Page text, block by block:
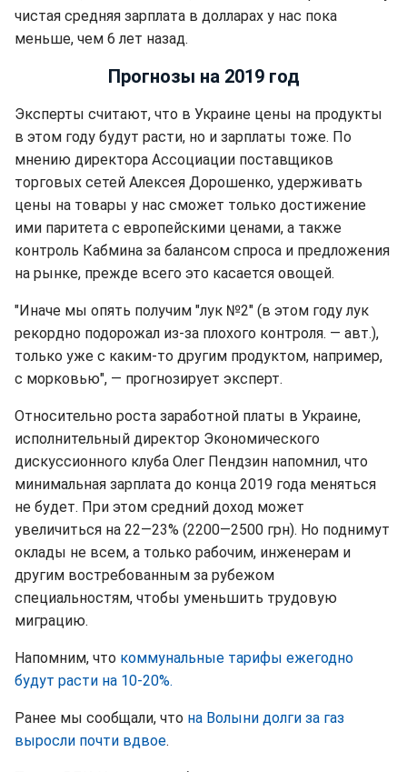
чистая средняя зарплата в долларах у нас пока
меньше, чем 6 лет назад.
Прогнозы на 2019 год
Эксперты считают, что в Украине цены на продукты
в этом году будут расти, но и зарплаты тоже. По
мнению директора Ассоциации поставщиков
торговых сетей Алексея Дорошенко, удерживать
цены на товары у нас сможет только достижение
ими паритета с европейскими ценами, а также
контроль Кабмина за балансом спроса и предложения
на рынке, прежде всего это касается овощей.
"Иначе мы опять получим "лук №2" (в этом году лук
рекордно подорожал из-за плохого контроля. — авт.),
только уже с каким-то другим продуктом, например,
с морковью", — прогнозирует эксперт.
Относительно роста заработной платы в Украине,
исполнительный директор Экономического
дискуссионного клуба Олег Пендзин напомнил, что
минимальная зарплата до конца 2019 года меняться
не будет. При этом средний доход может
увеличиться на 22—23% (2200—2500 грн). Но поднимут
оклады не всем, а только рабочим, инженерам и
другим востребованным за рубежом
специальностям, чтобы уменьшить трудовую
миграцию.
Напомним, что коммунальные тарифы ежегодно
будут расти на 10-20%.
Ранее мы сообщали, что на Волыни долги за газ
выросли почти вдвое.